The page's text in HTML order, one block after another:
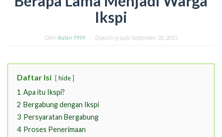
Ikspi
Oleh Ikatan 9999 Diposting pada September 20, 2023
Daftar Isi hide
1 Apa itu Ikspi?
2 Bergabung dengan Ikspi
3 Persyaratan Bergabung
4 Proses Penerimaan